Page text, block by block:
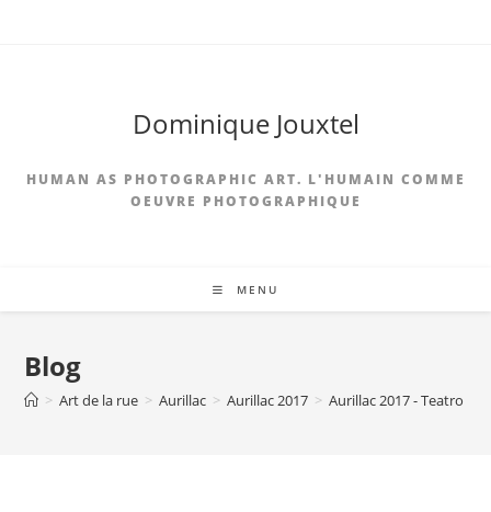
Dominique Jouxtel
HUMAN AS PHOTOGRAPHIC ART. L'HUMAIN COMME
OEUVRE PHOTOGRAPHIQUE
MENU
Blog
> Art de la rue > Aurillac > Aurillac 2017 > Aurillac 2017 - Teatro